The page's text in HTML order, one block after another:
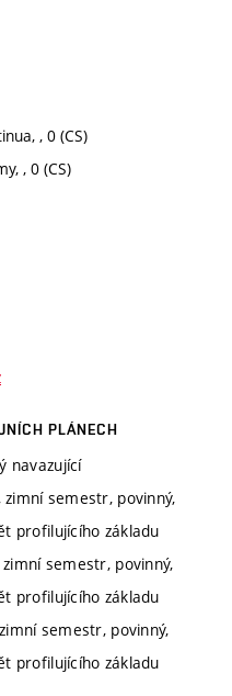
, 0 (CS)
, 0 (CS)
PLÁNECH
navazující
zimní semestr, povinný,
profilujícího základu
semestr, povinný,
profilujícího základu
semestr, povinný,
profilujícího základu